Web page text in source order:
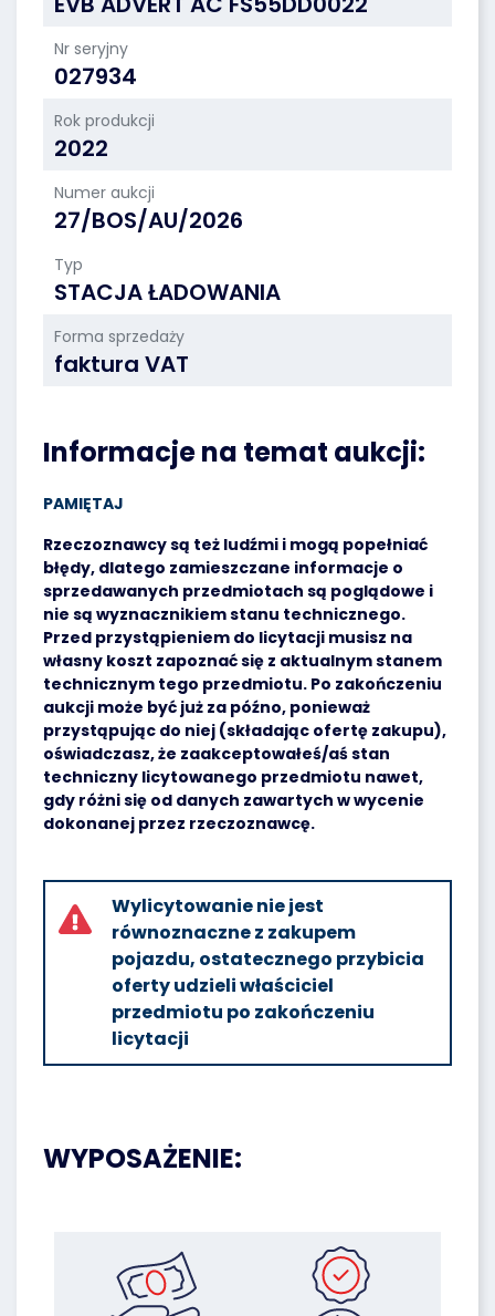
Nr seryjny
027934
Rok produkcji
2022
Numer aukcji
27/BOS/AU/2026
Typ
STACJA ŁADOWANIA
Forma sprzedaży
faktura VAT
Informacje na temat aukcji:
PAMIĘTAJ
Rzeczoznawcy są też ludźmi i mogą popełniać
błędy, dlatego zamieszczane informacje o
sprzedawanych przedmiotach są poglądowe i
nie są wyznacznikiem stanu technicznego.
Przed przystąpieniem do licytacji musisz na
własny koszt zapoznać się z aktualnym stanem
technicznym tego przedmiotu. Po zakończeniu
aukcji może być już za późno, ponieważ
przystąpując do niej (składając ofertę zakupu),
oświadczasz, że zaakceptowałeś/aś stan
techniczny licytowanego przedmiotu nawet,
gdy różni się od danych zawartych w wycenie
dokonanej przez rzeczoznawcę.
Wylicytowanie nie jest
równoznaczne z zakupem
pojazdu, ostatecznego przybicia
oferty udzieli właściciel
przedmiotu po zakończeniu
licytacji
WYPOSAŻENIE: